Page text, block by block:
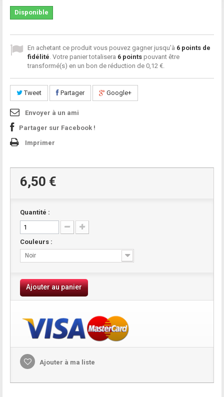
Disponible
En achetant ce produit vous pouvez gagner jusqu'à 6 points de
fidélité . Votre panier totalisera 6 points pouvant être
transformé(s) en un bon de réduction de 0,12 €
Tweet Partager Google+
Envoyer à un ami
Partager sur Facebook !
Imprimer
6,50 €
Quantité :
Couleurs :
Noir
Ajouter au panier
Ajouter à ma liste